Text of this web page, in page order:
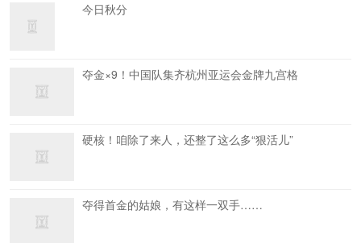
今日秋分
夺金×9！中国队集齐杭州亚运会金牌九宫格
硬核！咱除了来人，还整了这么多“狠活儿”
夺得首金的姑娘，有这样一双手……